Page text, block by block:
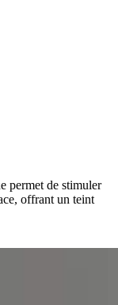
permet de stimuler
offrant un teint